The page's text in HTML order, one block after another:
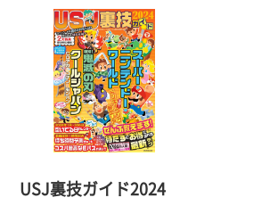
USJ裏技ガイド2024